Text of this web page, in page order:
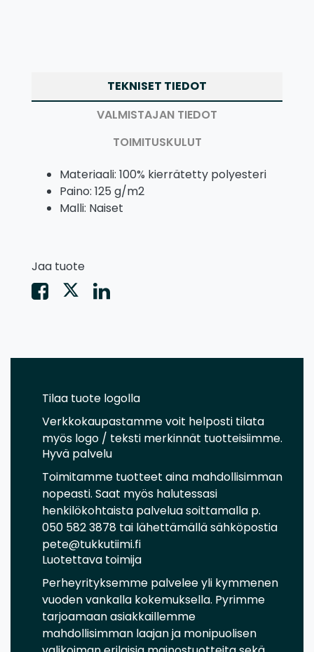
TEKNISET TIEDOT
VALMISTAJAN TIEDOT
TOIMITUSKULUT
Materiaali: 100% kierrätetty polyesteri
Paino: 125 g/m2
Malli: Naiset
Jaa tuote
Tilaa tuote logolla
Verkkokaupastamme voit helposti tilata
myös logo / teksti merkinnät tuotteisiimme.
Hyvä palvelu
Toimitamme tuotteet aina mahdollisimman
nopeasti. Saat myös halutessasi
henkilökohtaista palvelua soittamalla p.
050 582 3878 tai lähettämällä sähköpostia
pete@tukkutiimi.fi
Luotettava toimija
Perheyrityksemme palvelee yli kymmenen
vuoden vankalla kokemuksella. Pyrimme
tarjoamaan asiakkaillemme
mahdollisimman laajan ja monipuolisen